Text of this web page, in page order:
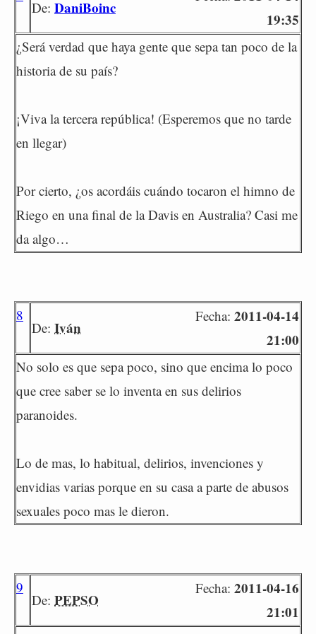
De: DaniBoinc
19:35
¿Será verdad que haya gente que sepa tan poco de la
historia de su país?
¡Viva la tercera república! (Esperemos que no tarde
en llegar)
Por cierto, ¿os acordáis cuándo tocaron el himno de
Riego en una final de la Davis en Australia? Casi me
da algo…
8
De: Iván
Fecha: 2011-04-14
21:00
No solo es que sepa poco, sino que encima lo poco
que cree saber se lo inventa en sus delirios
paranoides.
Lo de mas, lo habitual, delirios, invenciones y
envidias varias porque en su casa a parte de abusos
sexuales poco mas le dieron.
9
De: PEPSO
Fecha: 2011-04-16
21:01